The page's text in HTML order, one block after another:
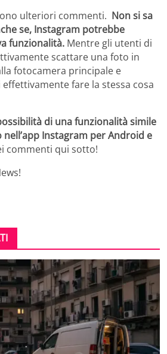
ulteriori commenti. Non si sa
se, Instagram potrebbe
funzionalità. Mentre gli utenti di
scattare una foto in
fotocamera principale e
fare la stessa cosa
di una funzionalità simile
Instagram per Android e
commenti qui sotto!